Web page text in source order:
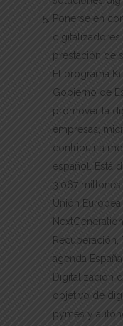
Ponerse en
digitalizadores
prestación de
El programa
Gobierno de
promover la
empresas,
contribuir a
español. Está
3.067
Unión
Recuperación,
agenda
Digitalización
objetivo de
pymes y